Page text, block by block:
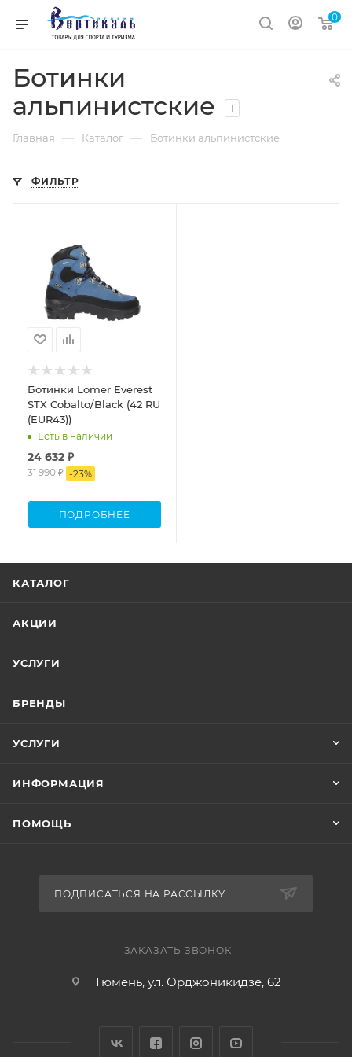
0
Ботинки
альпинистские
1
Главная — Каталог — Ботинки альпинистские
ФИЛЬТР
Ботинки Lomer Everest
STX Cobalto/Black (42 RU
(EUR43))
Есть в наличии
24 632 ₽
31 990 ₽ -23%
ПОДРОБНЕЕ
КАТАЛОГ
АКЦИИ
УСЛУГИ
БРЕНДЫ
УСЛУГИ
ИНФОРМАЦИЯ
ПОМОЩЬ
ПОДПИСАТЬСЯ НА РАССЫЛКУ
ЗАКАЗАТЬ ЗВОНОК
Тюмень, ул. Орджоникидзе, 62